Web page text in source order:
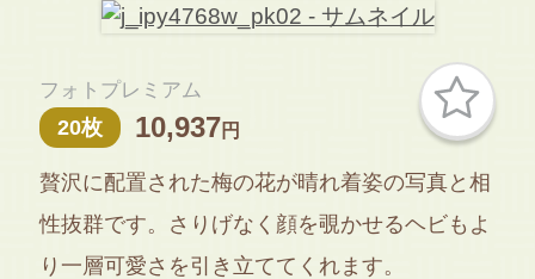
フォトプレミアム
20枚 10,937円
贅沢に配置された梅の花が晴れ着姿の写真と相
性抜群です。さりげなく顔を覗かせるヘビもよ
り一層可愛さを引き立ててくれます。